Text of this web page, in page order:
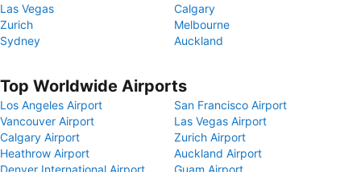
Las Vegas
Calgary
Zurich
Melbourne
Sydney
Auckland
Top Worldwide Airports
Los Angeles Airport
San Francisco Airport
Vancouver Airport
Las Vegas Airport
Calgary Airport
Zurich Airport
Heathrow Airport
Auckland Airport
Denver International Airport
Guam Airport